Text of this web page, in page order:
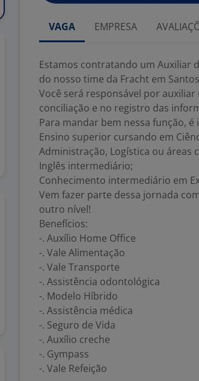
VAGA EMPRESA
Estamos contratando um Auxiliar
do nosso time da Fracht em
Você será responsável por
conciliação e no registro das
Para mandar bem nessa função,
Ensino superior cursando em
Administração, Logística ou áreas
Inglês intermediário;
Conhecimento intermediário em
Vem fazer parte dessa jornada
outro nível!
Benefícios:
-. Auxílio Home Office
-. Vale Alimentação
-. Vale Transporte
-. Assistência odontológica
-. Modelo Híbrido
-. Assistência médica
-. Seguro de Vida
-. Auxílio creche
-. Gympass
-. Vale Refeição